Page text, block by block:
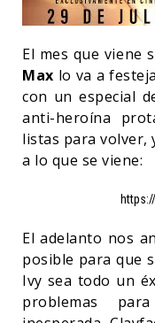
El mes que viene
Max lo va a
con un especial
anti-heroína
listas para volver,
a lo que se viene:
El adelanto nos
posible para que
Ivy sea todo un
problemas